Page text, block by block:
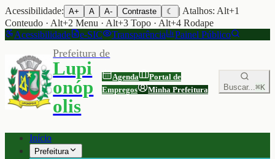
Acessibilidade: A+ A A- Contraste ☾
| Atalhos: Alt+1
Conteudo · Alt+2 Menu · Alt+3 Topo · Alt+4 Rodape
Acessibilidade
e-SIC Transparência Painel Público
Prefeitura de
Lupi
onóp
olis
Agenda
Portal de
Empregos
Minha Prefeitura Buscar...⌘K
Início
Prefeitura